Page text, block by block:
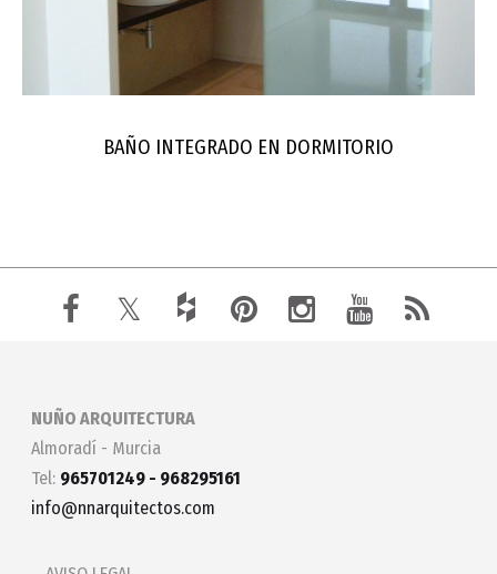
BAÑO INTEGRADO EN DORMITORIO
NUÑO ARQUITECTURA
Almoradí - Murcia
Tel: 965701249 - 968295161
info@nnarquitectos.com